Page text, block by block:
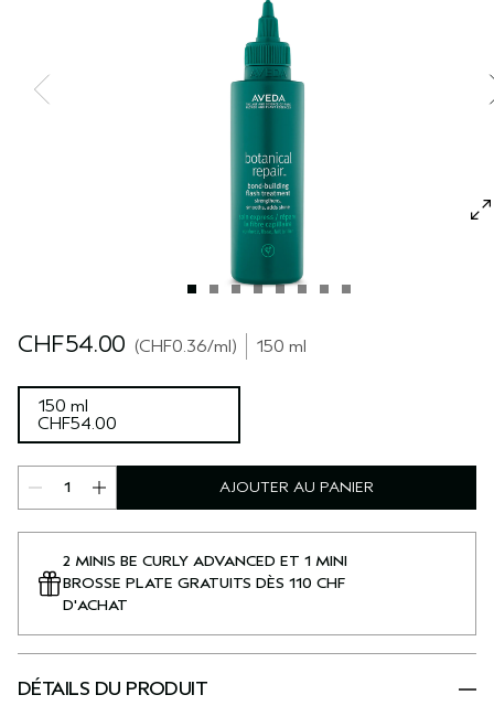
TOUTES LES COLLECTIONS
CHF54.00 CHF0.36/ml 150 ml
150 ml
CHF54.00
AJOUTER AU PANIER
2 MINIS BE CURLY ADVANCED ET 1 MINI
BROSSE PLATE GRATUITS DÈS 110 CHF
D'ACHAT
DÉTAILS DU PRODUIT